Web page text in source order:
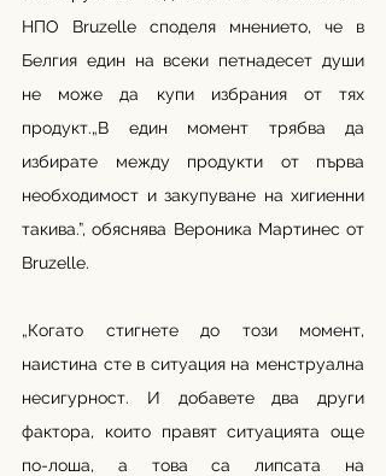
НПО Bruzelle споделя мнението, че в
Белгия един на всеки петнадесет души
не може да купи избрания от тях
продукт.„В един момент трябва да
избирате между продукти от първа
необходимост и закупуване на хигиенни
такива.”, обяснява Вероника Мартинес от
Bruzelle.
„Когато стигнете до този момент,
наистина сте в ситуация на менструална
несигурност. И добавете два други
фактора, които правят ситуацията още
по-лоша, а това са липсата на